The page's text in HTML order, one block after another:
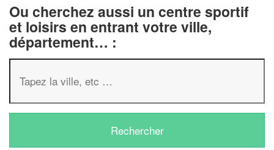
Ou cherchez aussi un centre sportif
et loisirs en entrant votre ville,
département… :